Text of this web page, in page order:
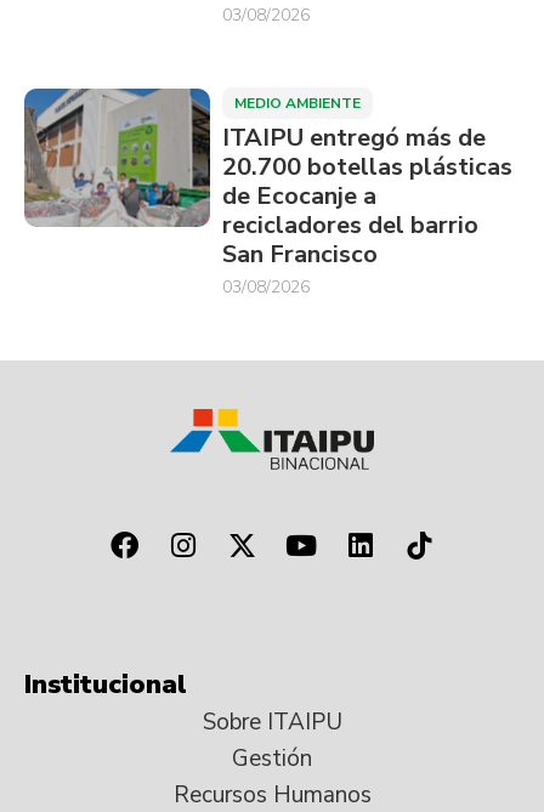
03/08/2026
MEDIO AMBIENTE
ITAIPU entregó más de
20.700 botellas plásticas
de Ecocanje a
recicladores del barrio
San Francisco
03/08/2026
Institucional
Sobre ITAIPU
Gestión
Recursos Humanos